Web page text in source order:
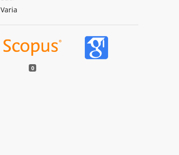
Varia
0